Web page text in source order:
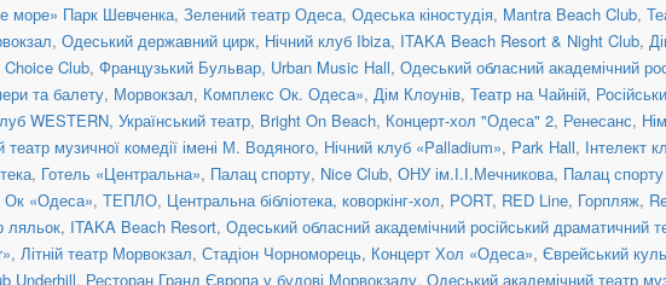
море» Парк Шевченка, Зелений театр Одеса, Одеська кіностудія, Mantra Beach Club,
, Одеський державний цирк, Нічний клуб Ibiza, ITAKA Beach Resort & Night Club,
Choice Club, Французький Бульвар, Urban Music Hall, Одеський обласний академічний
та балету, Морвокзал, Комплекс Ок. Одеса», Дім Клоунів, Театр на Чайній,
WESTERN, Український театр, Bright On Beach, Концерт-хол "Одеса" 2, Ренесанс,
музичної комедії імені М. Водяного, Нічний клуб «Palladium», Park Hall, Інтелект
, Готель «Центральна», Палац спорту, Nice Club, ОНУ ім.І.І.Мечникова, Палац
Ок «Одеса», ТЕПЛО, Центральна бібліотека, коворкінг-хол, PORT, RED Line, Горпляж,
ляльок, ITAKA Beach Resort, Одеський обласний академічний російський драматичний
, Літній театр Морвокзал, Стадіон Чорноморець, Концерт Хол «Одеса», Єврейський
Underhill, Ресторан Гранд Європа у будові Морвокзалу, Одеський академічний театр